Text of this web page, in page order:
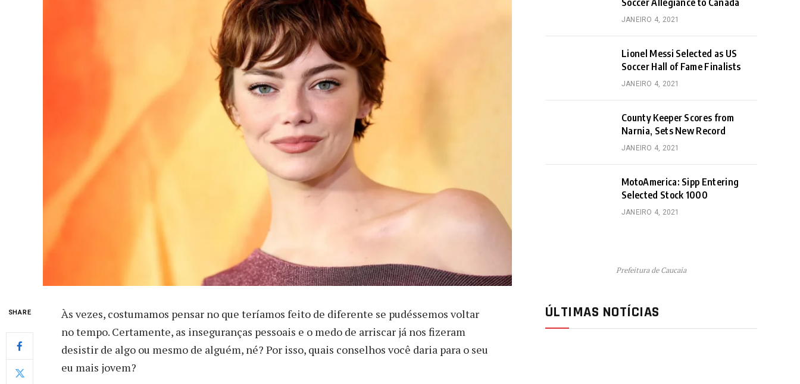
SHARE Às vezes, costumamos pensar no que teríamos feito de diferente se pudéssemos voltar
no tempo. Certamente, as inseguranças pessoais e o medo de arriscar já nos fizeram
desistir de algo ou mesmo de alguém, né? Por isso, quais conselhos você daria para o seu
eu mais jovem?
Soccer Allegiance to Canada
JANEIRO 4, 2021
Lionel Messi Selected as US
Soccer Hall of Fame Finalists
JANEIRO 4, 2021
County Keeper Scores from
Narnia, Sets New Record
JANEIRO 4, 2021
MotoAmerica: Sipp Entering
Selected Stock 1000
JANEIRO 4, 2021
Prefeitura de Caucaia
ÚLTIMAS NOTÍCIAS